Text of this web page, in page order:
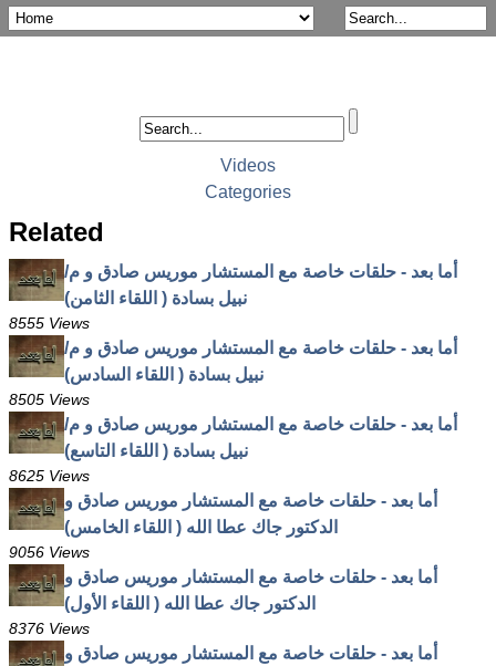
Videos
Categories
Related
أما بعد - حلقات خاصة مع المستشار موريس صادق و م/
نبيل بسادة ( اللقاء الثامن)
8555 Views
أما بعد - حلقات خاصة مع المستشار موريس صادق و م/
نبيل بسادة ( اللقاء السادس)
8505 Views
أما بعد - حلقات خاصة مع المستشار موريس صادق و م/
نبيل بسادة ( اللقاء التاسع)
8625 Views
أما بعد - حلقات خاصة مع المستشار موريس صادق و
الدكتور جاك عطا الله ( اللقاء الخامس)
9056 Views
أما بعد - حلقات خاصة مع المستشار موريس صادق و
الدكتور جاك عطا الله ( اللقاء الأول)
8376 Views
أما بعد - حلقات خاصة مع المستشار موريس صادق و